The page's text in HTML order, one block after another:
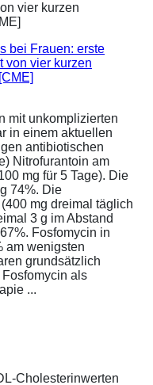
bei Frauen: erste
von vier kurzen
mit unkomplizierten
in einem aktuellen
antibiotischen
Nitrofurantoin am
mg für 5 Tage). Die
74%. Die
mg dreimal täglich
3 g im Abstand
Fosfomycin in
am wenigsten
grundsätzlich
als
...